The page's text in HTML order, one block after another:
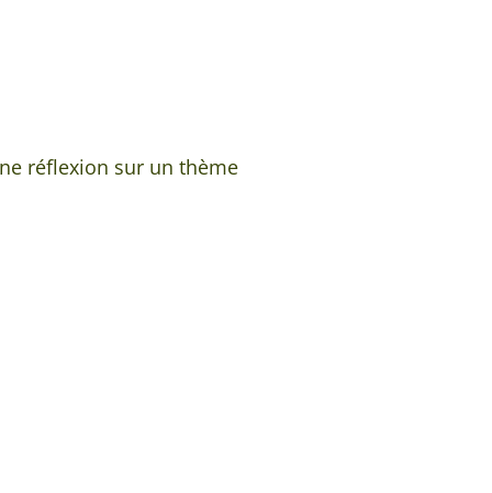
réflexion sur un thème